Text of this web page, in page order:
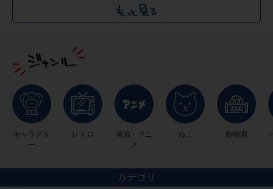
キャラクタ
ー
レトロ
漫画・アニ
メ
ねこ 動物園
カテゴリ